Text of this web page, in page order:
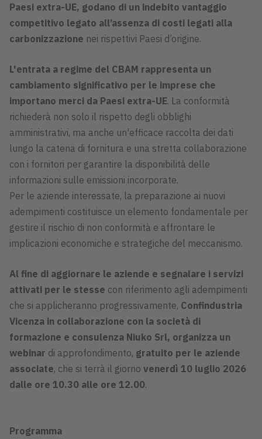
Paesi extra-UE, godano di un indebito vantaggio
competitivo legato all’assenza di costi legati alla
carbonizzazione nei rispettivi Paesi d’origine.
L'entrata a regime del CBAM rappresenta un
cambiamento significativo per le imprese che
importano merci da Paesi extra-UE. La conformità
richiederà non solo il rispetto degli obblighi
amministrativi, ma anche un'efficace raccolta dei dati
lungo la catena di fornitura e una stretta collaborazione
con i fornitori per garantire la disponibilità delle
informazioni sulle emissioni incorporate.
Per le aziende interessate, la preparazione ai nuovi
adempimenti costituisce un elemento fondamentale per
gestire il rischio di non conformità e affrontare le
implicazioni economiche e strategiche del meccanismo.
Al fine di aggiornare le aziende e segnalare i servizi
attivati per le stesse con riferimento agli adempimenti
che si applicheranno progressivamente, Confindustria
Vicenza in collaborazione con la società di
formazione e consulenza Niuko Srl, organizza un
webinar di approfondimento, gratuito per le aziende
associate, che si terrà il giorno venerdì 10 luglio 2026
dalle ore 10.30 alle ore 12.00.
Programma